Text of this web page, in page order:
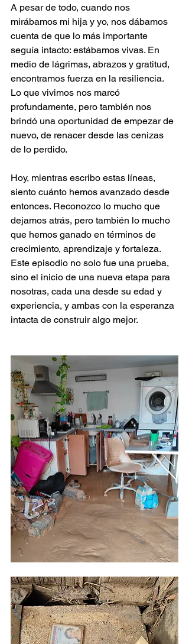
A pesar de todo, cuando nos
mirábamos mi hija y yo, nos dábamos
cuenta de que lo más importante
seguía intacto: estábamos vivas. En
medio de lágrimas, abrazos y gratitud,
encontramos fuerza en la resiliencia.
Lo que vivimos nos marcó
profundamente, pero también nos
brindó una oportunidad de empezar de
nuevo, de renacer desde las cenizas
de lo perdido.
Hoy, mientras escribo estas líneas,
siento cuánto hemos avanzado desde
entonces. Reconozco lo mucho que
dejamos atrás, pero también lo mucho
que hemos ganado en términos de
crecimiento, aprendizaje y fortaleza.
Este episodio no solo fue una prueba,
sino el inicio de una nueva etapa para
nosotras, cada una desde su edad y
experiencia, y ambas con la esperanza
intacta de construir algo mejor.